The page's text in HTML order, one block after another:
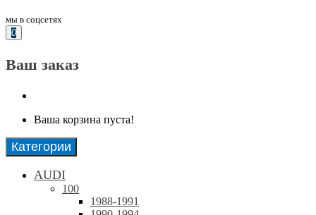
мы в соцсетях
0
Ваш заказ
Ваша корзина пуста!
Категории
AUDI
100
1988-1991